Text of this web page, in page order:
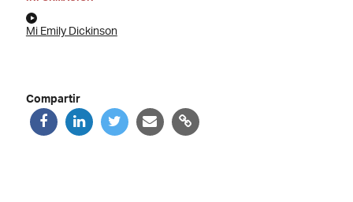
Mi Emily Dickinson
Compartir